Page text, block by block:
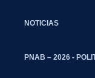
NOTICIAS
PNAB – 2026 -